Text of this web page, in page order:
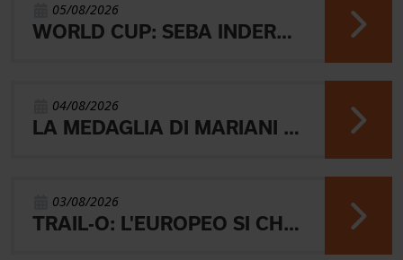
05/08/2026
WORLD CUP: SEBA INDERST ACCEDE ALLA FINALE A
04/08/2026
LA MEDAGLIA DI MARIANI E QUEL RICORDO CHE NON SVANISCE.
03/08/2026
TRAIL-O: L'EUROPEO SI CHIUDE CON L'ARGENTO JUNIOR, IL 4° PARALIMPICO E 5° OPEN